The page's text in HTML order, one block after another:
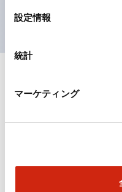
設定情報
統計
マーケティング
現がより明確・鮮明
ドキュメントとフ